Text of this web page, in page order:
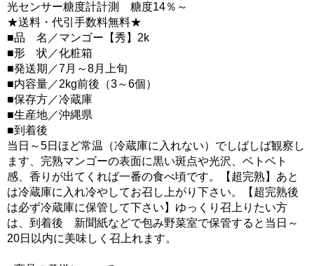
光センサー糖度計計測 糖度14％～
★送料・代引手数料無料★
■品 名／マンゴー【秀】2k
■形 状／化粧箱
■発送期／7月～8月上旬
■内容量／2kg前後（3～6個）
■保存方／冷蔵庫
■生産地／沖縄県
■到着後
当日～5日ほど常温（冷蔵庫に入れない）でしばしば観察し
ます、完熟マンゴーの表面に黒い斑点や光沢、ベトベト
感、香りが出てくれば一番の食べ頃です。【超完熟】あと
は冷蔵庫に入れ冷やしてお召し上がり下さい。【超完熟後
は必ず冷蔵庫に保管して下さい】ゆっくり召上りたい方
は、到着後 新聞紙などで包み野菜室で保管すると当日～
20日以内に美味しく召上れます。